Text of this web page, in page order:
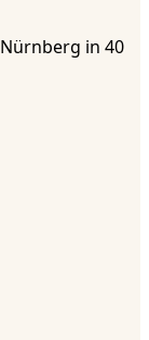
Nürnberg in 40